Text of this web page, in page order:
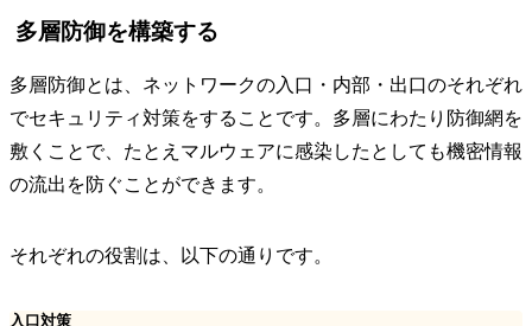
多層防御を構築する
多層防御とは、ネットワークの入口・内部・出口のそれぞれ
でセキュリティ対策をすることです。多層にわたり防御網を
敷くことで、たとえマルウェアに感染したとしても機密情報
の流出を防ぐことができます。
それぞれの役割は、以下の通りです。
入口対策